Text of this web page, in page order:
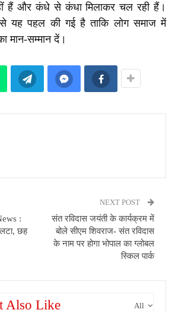
हैं और कंधे से कंधा मिलाकर चल रही हैं।
यह पहल की गई है ताकि लोग समाज में
मान-सम्मान दें।
:
छह
NEXT POST
संत रविदास जयंती के कार्यक्रम में
बोले सीएम शिवराज- संत रविदास
के नाम पर होगा भोपाल का ग्लोबल
स्किल पार्क
All
Also Like